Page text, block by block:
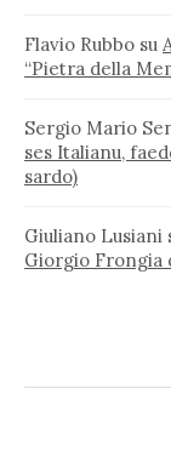
Flavio Rubbo su
“Pietra della
Sergio Mario
ses Italianu,
sardo)
Giuliano Lusiani
Giorgio Frongia